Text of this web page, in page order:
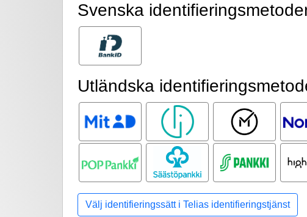
Svenska
Bank ID
Utländska
MitID Smart ID Mobiilivarmenne
Säästöpankki S-pankki
Välj identifieringssätt i Telias identifieringstjänst